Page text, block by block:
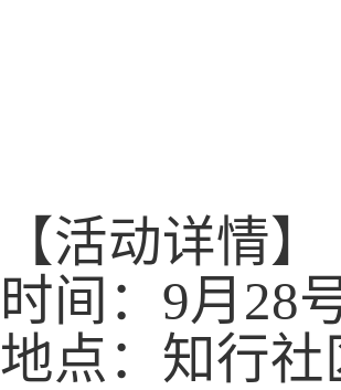
【活动详情】
时间： 9月 28
地点：知行